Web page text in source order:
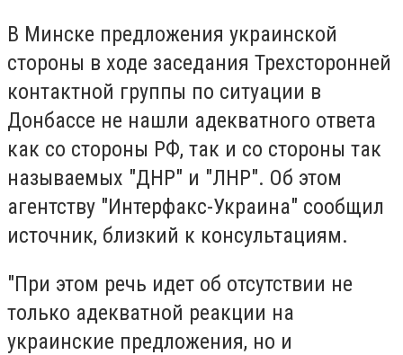
В Минске предложения украинской
стороны в ходе заседания Трехсторонней
контактной группы по ситуации в
Донбассе не нашли адекватного ответа
как со стороны РФ, так и со стороны так
называемых "ДНР" и "ЛНР". Об этом
агентству "Интерфакс-Украина" сообщил
источник, близкий к консультациям.
"При этом речь идет об отсутствии не
только адекватной реакции на
украинские предложения, но и